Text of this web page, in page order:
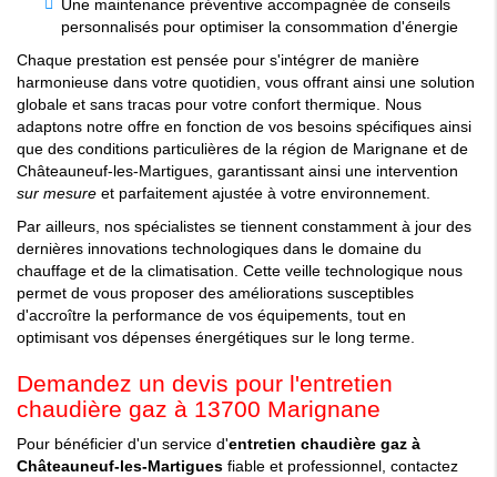
Une maintenance préventive accompagnée de conseils
personnalisés pour optimiser la consommation d'énergie
Chaque prestation est pensée pour s'intégrer de manière
harmonieuse dans votre quotidien, vous offrant ainsi une solution
globale et sans tracas pour votre confort thermique. Nous
adaptons notre offre en fonction de vos besoins spécifiques ainsi
que des conditions particulières de la région de Marignane et de
Châteauneuf-les-Martigues, garantissant ainsi une intervention
sur mesure et parfaitement ajustée à votre environnement.
Par ailleurs, nos spécialistes se tiennent constamment à jour des
dernières innovations technologiques dans le domaine du
chauffage et de la climatisation. Cette veille technologique nous
permet de vous proposer des améliorations susceptibles
d'accroître la performance de vos équipements, tout en
optimisant vos dépenses énergétiques sur le long terme.
Demandez un devis pour l'entretien
chaudière gaz à 13700 Marignane
Pour bénéficier d'un service d'entretien chaudière gaz à
Châteauneuf-les-Martigues fiable et professionnel, contactez